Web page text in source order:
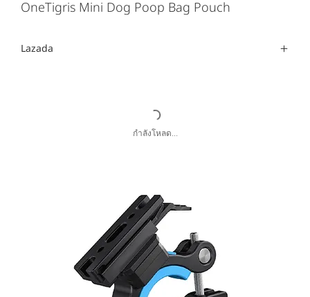
OneTigris Mini Dog Poop Bag Pouch
Lazada
กำลังโหลด...